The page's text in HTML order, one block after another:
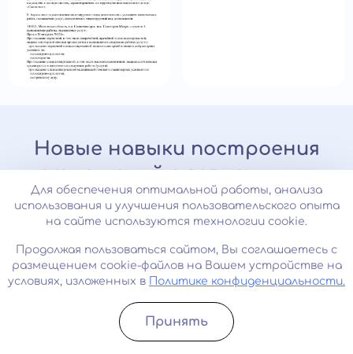
Новые навыки построения
отношений с зависимыми
За 10 занятий измените жизнь к
лучшему
«Время перемен»
Данный курс подойдет людям, чьи близкие
оказались во власти зависимости. Семьям,
ищущим решение в борьбе с зависимостью.
Записатьcя
Для обеспечения оптимальной работы, анализа
использования и улучшения пользовательского опыта
на сайте используются технологии cookie.
Продолжая пользоваться сайтом, Вы соглашаетесь с
размещением cookie-файлов на Вашем устройстве на
условиях, изложенных в
Политике конфиденциальности.
Принять